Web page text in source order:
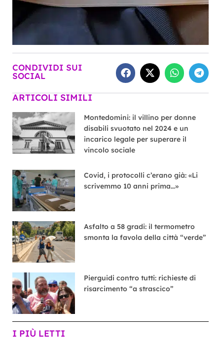
CONDIVIDI SUI
SOCIAL
ARTICOLI SIMILI
Montedomini: il villino per donne
disabili svuotato nel 2024 e un
incarico legale per superare il
vincolo sociale
Covid, i protocolli c’erano già: «Li
scrivemmo 10 anni prima…»
Asfalto a 58 gradi: il termometro
smonta la favola della città “verde”
Pierguidi contro tutti: richieste di
risarcimento “a strascico”
I PIÙ LETTI